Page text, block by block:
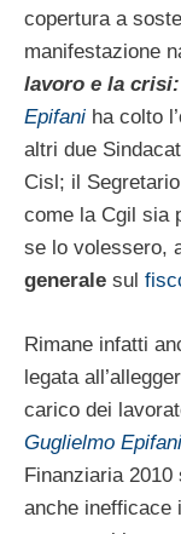
copertura a
manifestazione
lavoro e la
Epifani ha colto
altri due
Cisl; il
come la Cgil sia
se lo volessero,
generale sul
Rimane infatti
legata
carico dei
Guglielmo Epifani
Finanziaria
anche inefficace